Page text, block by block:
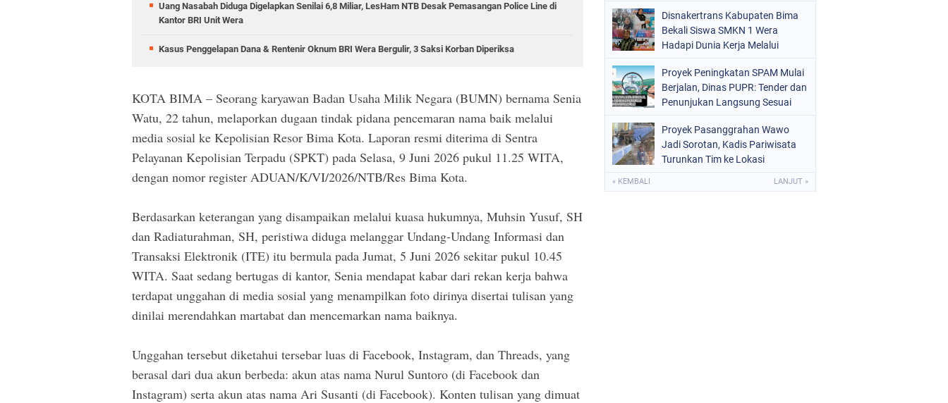
Uang Nasabah Diduga Digelapkan Senilai 6,8 Miliar, LesHam NTB Desak Pemasangan Police Line di
Kantor BRI Unit Wera
Kasus Penggelapan Dana & Rentenir Oknum BRI Wera Bergulir, 3 Saksi Korban Diperiksa
KOTA BIMA – Seorang karyawan Badan Usaha Milik Negara (BUMN) bernama Senia
Watu, 22 tahun, melaporkan dugaan tindak pidana pencemaran nama baik melalui
media sosial ke Kepolisian Resor Bima Kota. Laporan resmi diterima di Sentra
Pelayanan Kepolisian Terpadu (SPKT) pada Selasa, 9 Juni 2026 pukul 11.25 WITA,
dengan nomor register ADUAN/K/VI/2026/NTB/Res Bima Kota.
Berdasarkan keterangan yang disampaikan melalui kuasa hukumnya, Muhsin Yusuf, SH
dan Radiaturahman, SH, peristiwa diduga melanggar Undang-Undang Informasi dan
Transaksi Elektronik (ITE) itu bermula pada Jumat, 5 Juni 2026 sekitar pukul 10.45
WITA. Saat sedang bertugas di kantor, Senia mendapat kabar dari rekan kerja bahwa
terdapat unggahan di media sosial yang menampilkan foto dirinya disertai tulisan yang
dinilai merendahkan martabat dan mencemarkan nama baiknya.
Unggahan tersebut diketahui tersebar luas di Facebook, Instagram, dan Threads, yang
berasal dari dua akun berbeda: akun atas nama Nurul Suntoro (di Facebook dan
Instagram) serta akun atas nama Ari Susanti (di Facebook). Konten tulisan yang dimuat
Disnakertrans Kabupaten Bima
Bekali Siswa SMKN 1 Wera
Hadapi Dunia Kerja Melalui
Proyek Peningkatan SPAM Mulai
Berjalan, Dinas PUPR: Tender dan
Penunjukan Langsung Sesuai
Proyek Pasanggrahan Wawo
Jadi Sorotan, Kadis Pariwisata
Turunkan Tim ke Lokasi
« KEMBALI LANJUT »